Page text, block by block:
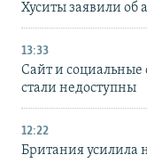
Хуситы заявили об
13:33
Сайт и
стали недоступны
12:22
Британия усилила